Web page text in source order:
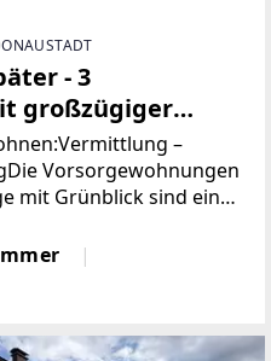
- 3
großzügiger
–
Vorsorgewohnungen
mit Grünblick sind eine
die eigene Zukunft
mehrere Generationen